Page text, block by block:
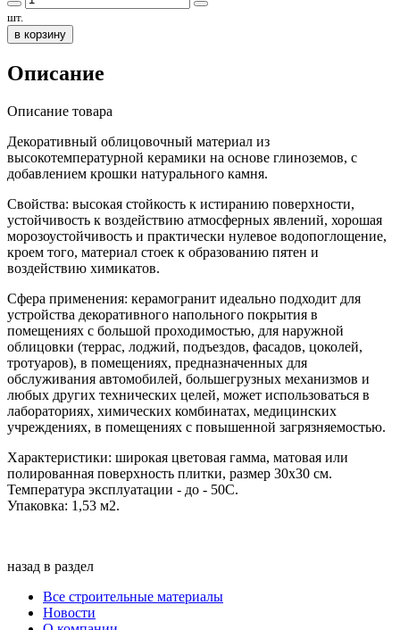
шт.
в корзину
Описание
Описание товара
Декоративный облицовочный материал из
высокотемпературной керамики на основе глиноземов, с
добавлением крошки натурального камня.
Свойства: высокая стойкость к истиранию поверхности,
устойчивость к воздействию атмосферных явлений, хорошая
морозоустойчивость и практически нулевое водопоглощение,
кроем того, материал стоек к образованию пятен и
воздействию химикатов.
Сфера применения: керамогранит идеально подходит для
устройства декоративного напольного покрытия в
помещениях с большой проходимостью, для наружной
облицовки (террас, лоджий, подъездов, фасадов, цоколей,
тротуаров), в помещениях, предназначенных для
обслуживания автомобилей, большегрузных механизмов и
любых других технических целей, может использоваться в
лабораториях, химических комбинатах, медицинских
учреждениях, в помещениях с повышенной загрязняемостью.
Характеристики: широкая цветовая гамма, матовая или
полированная поверхность плитки, размер 30х30 см.
Температура эксплуатации - до - 50С.
Упаковка: 1,53 м2.
назад в раздел
Все строительные материалы
Новости